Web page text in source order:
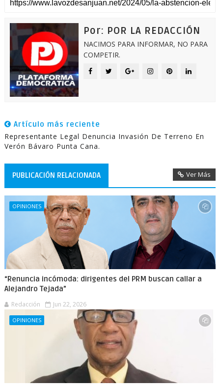
Por: POR LA REDACCIÓN
NACIMOS PARA INFORMAR, NO PARA
COMPETIR.
Artículo más reciente
Representante Legal Denuncia Invasión De Terreno En
Verón Bávaro Punta Cana.
PUBLICACIÓN RELACIONADA Ver Más
OPINIONES
“Renuncia incómoda: dirigentes del PRM buscan callar a
Alejandro Tejada”
Redacción Jun 22, 2026
OPINIONES